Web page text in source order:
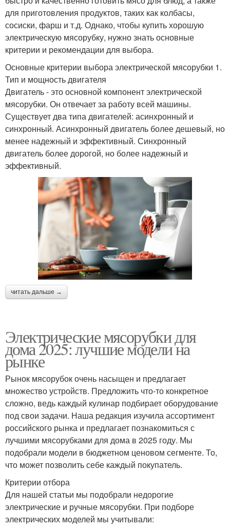
для приготовления продуктов, таких как колбасы,
сосиски, фарш и т.д. Однако, чтобы купить хорошую
электрическую мясорубку, нужно знать основные
критерии и рекомендации для выбора.
Основные критерии выбора электрической мясорубки 1.
Тип и мощность двигателя
Двигатель - это основной компонент электрической
мясорубки. Он отвечает за работу всей машины.
Существует два типа двигателей: асинхронный и
синхронный. Асинхронный двигатель более дешевый, но
менее надежный и эффективный. Синхронный
двигатель более дорогой, но более надежный и
эффективный.
читать дальше →
Электрические мясорубки для
дома 2025: лучшие модели на
рынке
Рынок мясорубок очень насыщен и предлагает
множество устройств. Предложить что-то конкретное
сложно, ведь каждый кулинар подбирает оборудование
под свои задачи. Наша редакция изучила ассортимент
российского рынка и предлагает познакомиться с
лучшими мясорубками для дома в 2025 году. Мы
подобрали модели в бюджетном ценовом сегменте. То,
что может позволить себе каждый покупатель.
Критерии отбора
Для нашей статьи мы подобрали недорогие
электрические и ручные мясорубки. При подборе
электрических моделей мы учитывали: